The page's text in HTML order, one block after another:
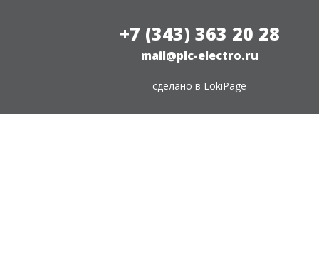
+7 (343) 363 20 28
mail@plc-electro.ru
сделано в LokiPage